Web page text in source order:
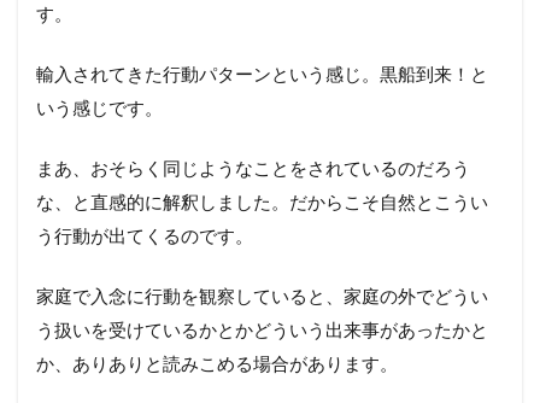
す。
輸入されてきた行動パターンという感じ。黒船到来！と
いう感じです。
まあ、おそらく同じようなことをされているのだろう
な、と直感的に解釈しました。だからこそ自然とこうい
う行動が出てくるのです。
家庭で入念に行動を観察していると、家庭の外でどうい
う扱いを受けているかとかどういう出来事があったかと
か、ありありと読みこめる場合があります。